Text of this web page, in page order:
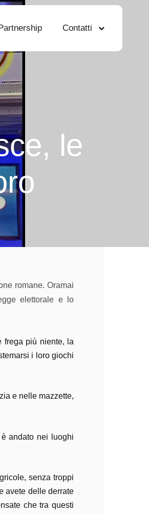
Contatti
le
romane. Oramai
elettorale e lo
frega più niente, la
i loro giochi
e nelle mazzette,
è andato nei luoghi
senza troppi
avete delle derrate
che tra questi